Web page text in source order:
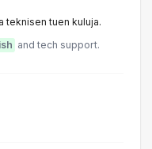
teknisen tuen kuluja.
and tech support.